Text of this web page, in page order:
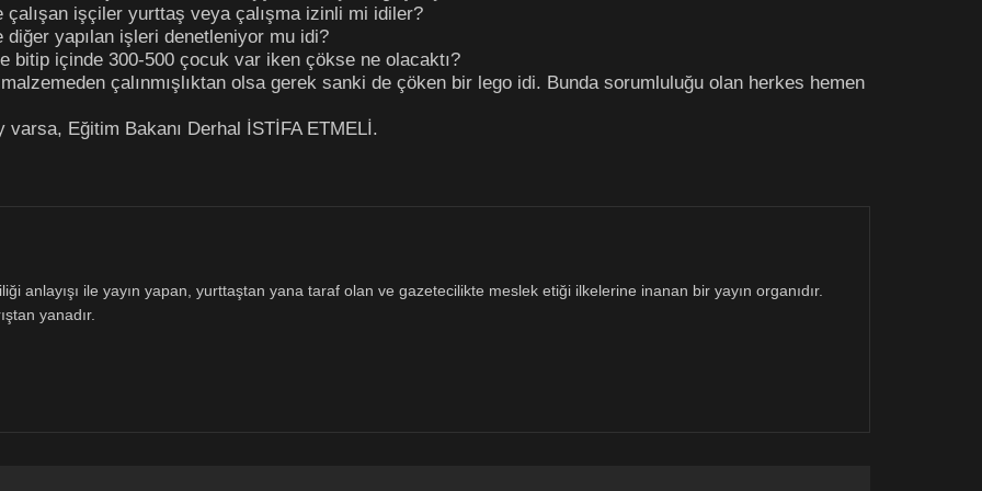
işçiler yurttaş veya çalışma izinli mi idiler?
diğer yapılan işleri denetleniyor mu idi?
bitip içinde 300-500 çocuk var iken çökse ne olacaktı?
çalınmışlıktan olsa gerek sanki de çöken bir lego idi. Bunda sorumluluğu olan herkes hemen
varsa, Eğitim Bakanı Derhal İSTİFA ETMELİ.
anlayışı ile yayın yapan, yurttaştan yana taraf olan ve gazetecilikte meslek etiği ilkelerine inanan bir yayın organıdır.
yanadır.